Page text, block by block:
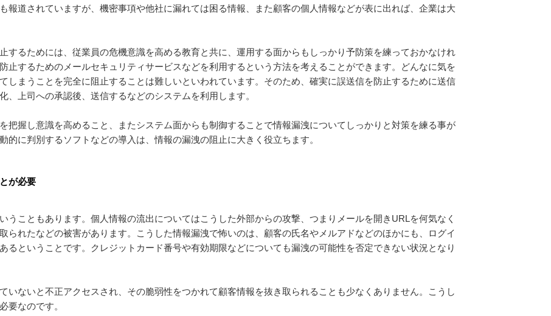
報道されていますが、機密事項や他社に漏れては困る情報、また顧客の個人情報などが表に出れば、企業は大
するためには、従業員の危機意識を高める教育と共に、運用する面からもしっかり予防策を練っておかなけれ
止するためのメールセキュリティサービスなどを利用するという方法を考えることができます。どんなに気を
しまうことを完全に阻止することは難しいといわれています。そのため、確実に誤送信を防止するために送信
、上司への承認後、送信するなどのシステムを利用します。
把握し意識を高めること、またシステム面からも制御することで情報漏洩についてしっかりと対策を練る事が
的に判別するソフトなどの導入は、情報の漏洩の阻止に大きく役立ちます。
が必要
うこともあります。個人情報の流出についてはこうした外部からの攻撃、つまりメールを開きURLを何気なく
られたなどの被害があります。こうした情報漏洩で怖いのは、顧客の氏名やメルアドなどのほかにも、ログイ
るということです。クレジットカード番号や有効期限などについても漏洩の可能性を否定できない状況となり
いないと不正アクセスされ、その脆弱性をつかれて顧客情報を抜き取られることも少なくありません。こうし
要なのです。